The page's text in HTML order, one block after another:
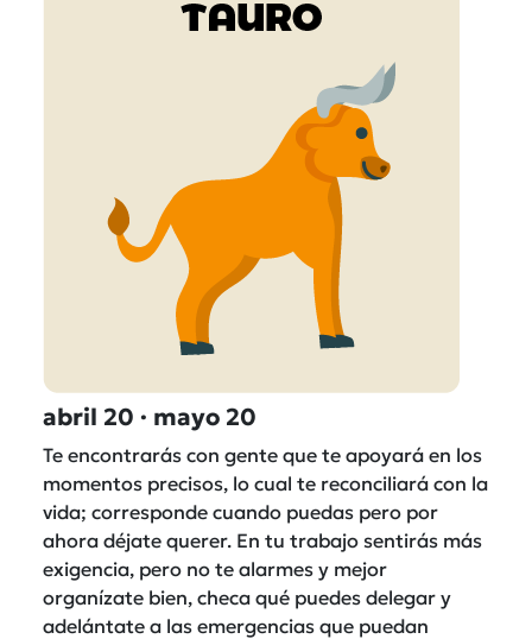
abril 20 · mayo 20
Te encontrarás con gente que te apoyará en los
momentos precisos, lo cual te reconciliará con la
vida; corresponde cuando puedas pero por
ahora déjate querer. En tu trabajo sentirás más
exigencia, pero no te alarmes y mejor
organízate bien, checa qué puedes delegar y
adelántate a las emergencias que puedan